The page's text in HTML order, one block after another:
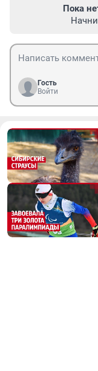
Пока
Гость
Войти